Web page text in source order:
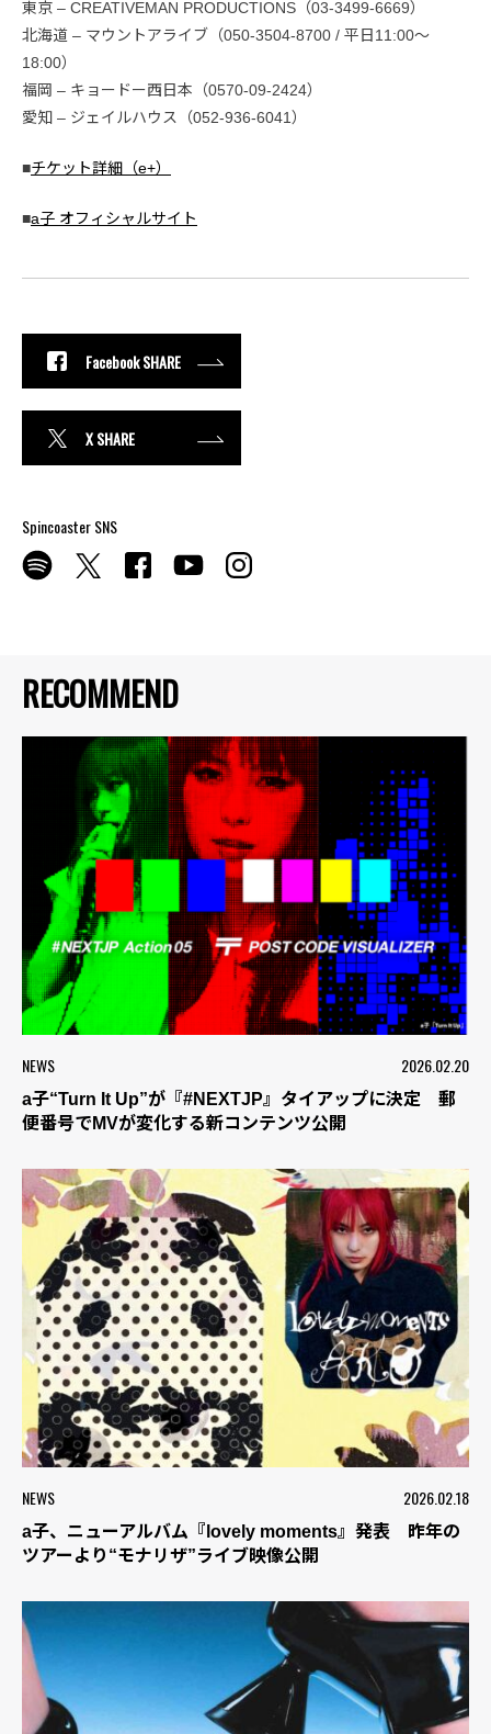
RECOMMEND
NEWS 2026.02.20
a子“Turn It Up”が『#NEXTJP』タイアップに決定 郵
便番号でMVが変化する新コンテンツ公開
NEWS 2026.02.18
a子、ニューアルバム『lovely moments』発表 昨年の
ツアーより“モナリザ”ライブ映像公開
東京 – CREATIVEMAN PRODUCTIONS（03-3499-6669）
北海道 – マウントアライブ（050-3504-8700 / 平日11:00〜
18:00）
福岡 – キョードー西日本（0570-09-2424）
愛知 – ジェイルハウス（052-936-6041）
■チケット詳細（e+）
■a子 オフィシャルサイト
Facebook SHARE
X SHARE
Spincoaster SNS